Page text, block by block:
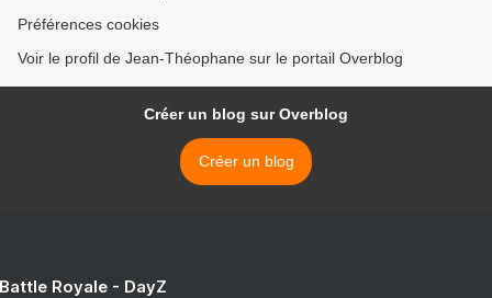
Préférences cookies
Voir le profil de Jean-Théophane sur le portail Overblog
Créer un blog sur Overblog
Créer un blog
Royale - DayZ